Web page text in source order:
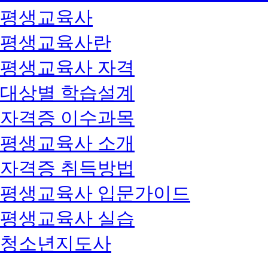
평생교육사
평생교육사란
평생교육사 자격
대상별 학습설계
자격증 이수과목
평생교육사 소개
자격증 취득방법
평생교육사 입문가이드
평생교육사 실습
청소년지도사